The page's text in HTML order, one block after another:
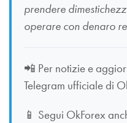
prendere
operare con denaro
📲 Per notizie e
Telegram ufficiale di
📱 Segui OkForex